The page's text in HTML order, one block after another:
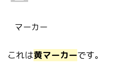
マーカー
これは黄マーカーです。